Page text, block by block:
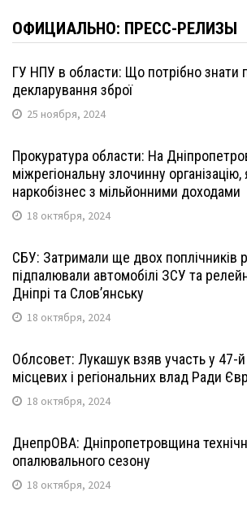
ОФИЦИАЛЬНО: ПРЕСС-РЕЛИЗЫ
ГУ НПУ в области: Що потрібно знати
декларування зброї
25 ноября, 2024
Прокуратура области: На
міжрегіональну злочинну
наркобізнес з мільйонними доходами
18 октября, 2024
СБУ: Затримали ще двох поплічників
підпалювали автомобілі ЗСУ та
Дніпрі та Слов’янську
18 октября, 2024
Облсовет: Лукашук взяв участь у 47-й
місцевих і регіональних влад Ради
18 октября, 2024
ДнепрОВА: Дніпропетровщина
опалювального сезону
18 октября, 2024